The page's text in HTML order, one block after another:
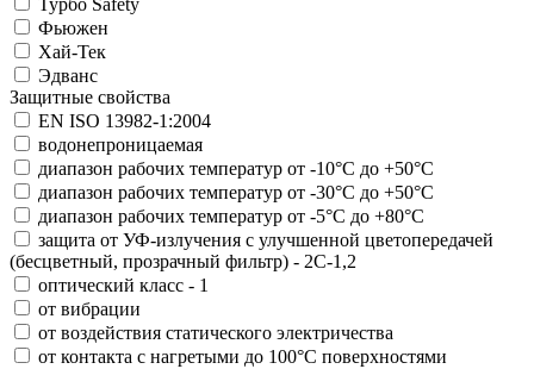
Турбо Safety
Фьюжен
Хай-Тек
Эдванс
Защитные свойства
EN ISO 13982-1:2004
водонепроницаемая
диапазон рабочих температур от -10°С до +50°С
диапазон рабочих температур от -30°С до +50°С
диапазон рабочих температур от -5°С до +80°С
защита от УФ-излучения с улучшенной цветопередачей
(бесцветный, прозрачный фильтр) - 2С-1,2
оптический класс - 1
от вибрации
от воздействия статического электричества
от контакта с нагретыми до 100°С поверхностями